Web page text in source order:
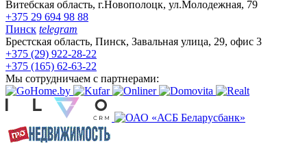
Витебская область, г.Новополоцк, ул.Молодежная, 79
+375 29 694 98 88
Пинск telegram
Брестская область, Пинск, Завальная улица, 29, офис 3
+375 (29) 922-28-22
+375 (165) 62-63-22
Мы сотрудничаем с партнерами: